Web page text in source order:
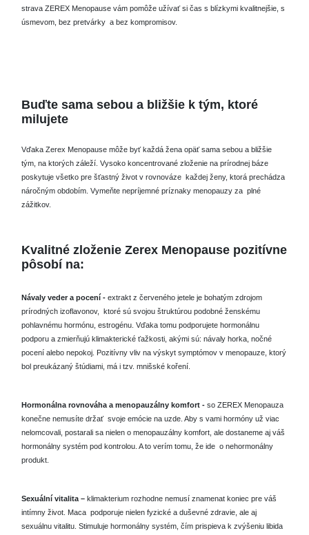
strava ZEREX Menopause vám pomôže užívať si čas s blízkymi kvalitnejšie, s
úsmevom, bez pretvárky a bez kompromisov.
Buďte sama sebou a bližšie k tým, ktoré
milujete
Vďaka Zerex Menopause môže byť každá žena opäť sama sebou a bližšie
tým, na ktorých záleží. Vysoko koncentrované zloženie na prírodnej báze
poskytuje všetko pre šťastný život v rovnováze každej ženy, ktorá prechádza
náročným obdobím. Vymeňte nepríjemné príznaky menopauzy za plné
zážitkov.
Kvalitné zloženie Zerex Menopause pozitívne
pôsobí na:
Návaly veder a pocení - extrakt z červeného jetele je bohatým zdrojom
prírodných izoflavonov,
ktoré sú svojou štruktúrou podobné ženskému
pohlavnému hormónu, estrogénu. Vďaka tomu podporujete hormonálnu
podporu a zmierňujú klimakterické ťažkosti, akými sú: návaly horka, nočné
pocení alebo nepokoj. Pozitívny vliv na výskyt symptómov v menopauze, ktorý
bol preukázaný štúdiami, má i tzv. mnišské koření.
Hormonálna rovnováha a menopauzálny komfort - so ZEREX Menopauza
konečne nemusíte držať svoje emócie na uzde. Aby s vami hormóny už viac
nelomcovali, postarali sa nielen o menopauzálny komfort, ale dostaneme aj váš
hormonálny systém pod kontrolou. A to verím tomu, že ide o nehormonálny
produkt.
Sexuální vitalita – klimakterium rozhodne nemusí znamenat koniec pre váš
intímny život. Maca podporuje nielen fyzické a duševné zdravie, ale aj
sexuálnu vitalitu. Stimuluje hormonálny systém, čím prispieva k zvýšeniu libida